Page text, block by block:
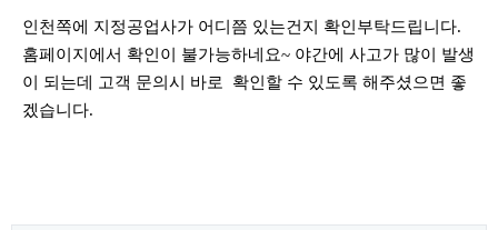
인천쪽에 지정공업사가 어디쯤 있는건지 확인부탁드립니다.
홈페이지에서 확인이 불가능하네요~ 야간에 사고가 많이 발생
이 되는데 고객 문의시 바로 확인할 수 있도록 해주셨으면 좋
겠습니다.